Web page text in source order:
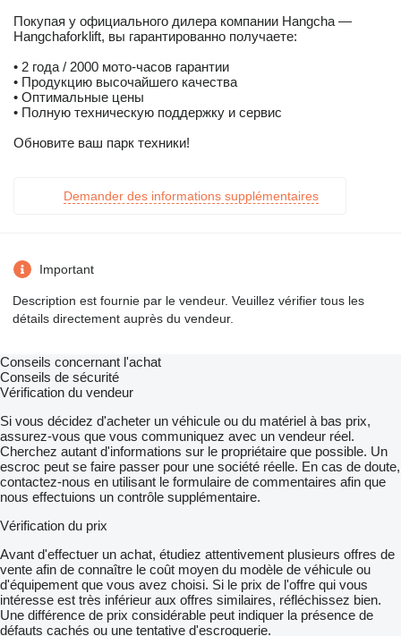
Покупая у официального дилера компании Hangcha —
Hangchaforklift, вы гарантированно получаете:
• 2 года / 2000 мото-часов гарантии
• Продукцию высочайшего качества
• Оптимальные цены
• Полную техническую поддержку и сервис
Обновите ваш парк техники!
Demander des informations supplémentaires
Important
Description est fournie par le vendeur. Veuillez vérifier tous les
détails directement auprès du vendeur.
Conseils concernant l'achat
Conseils de sécurité
Vérification du vendeur
Si vous décidez d'acheter un véhicule ou du matériel à bas prix,
assurez-vous que vous communiquez avec un vendeur réel.
Cherchez autant d'informations sur le propriétaire que possible. Un
escroc peut se faire passer pour une société réelle. En cas de doute,
contactez-nous en utilisant le formulaire de commentaires afin que
nous effectuions un contrôle supplémentaire.
Vérification du prix
Avant d'effectuer un achat, étudiez attentivement plusieurs offres de
vente afin de connaître le coût moyen du modèle de véhicule ou
d'équipement que vous avez choisi. Si le prix de l'offre qui vous
intéresse est très inférieur aux offres similaires, réfléchissez bien.
Une différence de prix considérable peut indiquer la présence de
défauts cachés ou une tentative d'escroquerie.